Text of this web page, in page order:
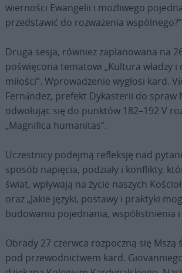
wierności Ewangelii i możliwego
przedstawić do rozważenia
Druga sesja, również zaplanowana na
poświęcona tematowi „Kultura władzy i
miłości”. Wprowadzenie wygłosi kard.
Fernández, prefekt Dykasterii do spraw
odwołując się do punktów 182–192 V
„Magnifica humanitas”.
Uczestnicy podejmą refleksję nad
sposób napięcia, podziały i konflikty,
świat, wpływają na życie naszych
oraz „Jakie języki, postawy i praktyki
budowaniu pojednania, współistnienia i
Obrady 27 czerwca rozpoczną się Mszą
pod przewodnictwem kard.